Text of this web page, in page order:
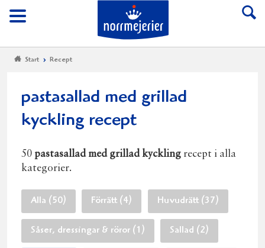
Meny
Till Norrmejerier
Start Recept
pastasallad med grillad
kyckling recept
50 pastasallad med grillad kyckling recept i alla
kategorier.
Alla (50) Förrätt (4) Huvudrätt (37)
Såser, dressingar & röror (1) Sallad (2)